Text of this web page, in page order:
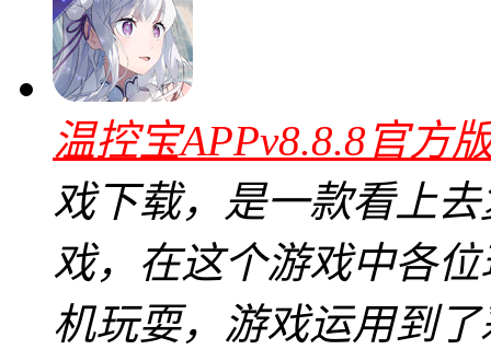
温控宝APPv8.8.8官方
戏下载，是一款看上
戏，在这个游戏中各
机玩耍，游戏运用到